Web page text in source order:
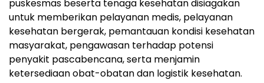
puskesmas beserta tenaga kesehatan disiagakan
untuk memberikan pelayanan medis, pelayanan
kesehatan bergerak, pemantauan kondisi kesehatan
masyarakat, pengawasan terhadap potensi
penyakit pascabencana, serta menjamin
ketersediaan obat-obatan dan logistik kesehatan.